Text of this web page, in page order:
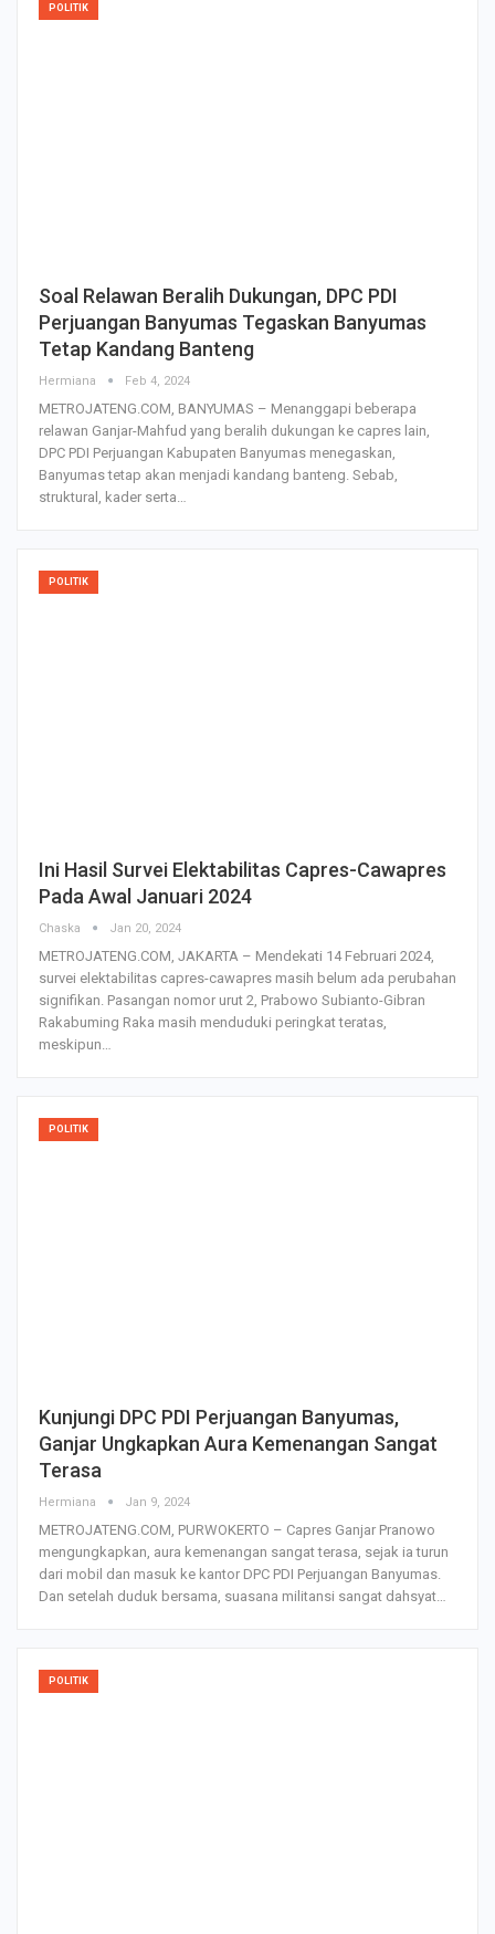
POLITIK
Soal Relawan Beralih Dukungan, DPC PDI
Perjuangan Banyumas Tegaskan Banyumas
Tetap Kandang Banteng
Hermiana Feb 4, 2024
METROJATENG.COM, BANYUMAS – Menanggapi beberapa
relawan Ganjar-Mahfud yang beralih dukungan ke capres lain,
DPC PDI Perjuangan Kabupaten Banyumas menegaskan,
Banyumas tetap akan menjadi kandang banteng. Sebab,
struktural, kader serta…
POLITIK
Ini Hasil Survei Elektabilitas Capres-Cawapres
Pada Awal Januari 2024
Chaska Jan 20, 2024
METROJATENG.COM, JAKARTA – Mendekati 14 Februari 2024,
survei elektabilitas capres-cawapres masih belum ada perubahan
signifikan. Pasangan nomor urut 2, Prabowo Subianto-Gibran
Rakabuming Raka masih menduduki peringkat teratas,
meskipun…
POLITIK
Kunjungi DPC PDI Perjuangan Banyumas,
Ganjar Ungkapkan Aura Kemenangan Sangat
Terasa
Hermiana Jan 9, 2024
METROJATENG.COM, PURWOKERTO – Capres Ganjar Pranowo
mengungkapkan, aura kemenangan sangat terasa, sejak ia turun
dari mobil dan masuk ke kantor DPC PDI Perjuangan Banyumas.
Dan setelah duduk bersama, suasana militansi sangat dahsyat…
POLITIK